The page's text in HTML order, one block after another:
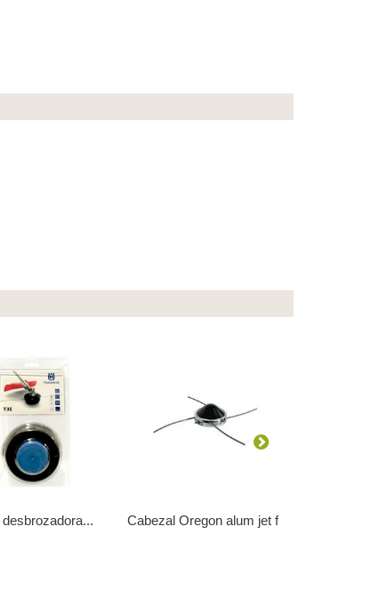
Cabezal Oregon alum jet fit